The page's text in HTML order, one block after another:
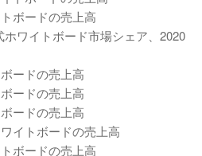
ボードの売上高
ホワイトボード市場シェア、2020
ードの売上高
ードの売上高
ードの売上高
イトボードの売上高
ボードの売上高